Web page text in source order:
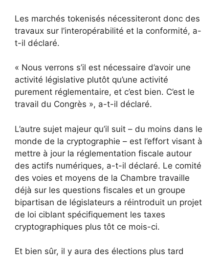
Les marchés tokenisés nécessiteront donc des
travaux sur l’interopérabilité et la conformité, a-
t-il déclaré.
« Nous verrons s’il est nécessaire d’avoir une
activité législative plutôt qu’une activité
purement réglementaire, et c’est bien. C’est le
travail du Congrès », a-t-il déclaré.
L’autre sujet majeur qu’il suit – du moins dans le
monde de la cryptographie – est l’effort visant à
mettre à jour la réglementation fiscale autour
des actifs numériques, a-t-il déclaré. Le comité
des voies et moyens de la Chambre travaille
déjà sur les questions fiscales et un groupe
bipartisan de législateurs a réintroduit un projet
de loi ciblant spécifiquement les taxes
cryptographiques plus tôt ce mois-ci.
Et bien sûr, il y aura des élections plus tard